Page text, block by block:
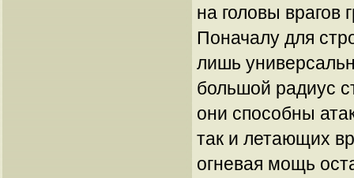
на головы врагов
Поначалу для
лишь
большой радиус
они способны
так и летающих
огневая мощь